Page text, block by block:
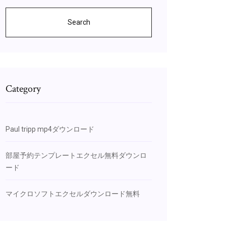
Search
Category
Paul tripp mp4ダウンロード
部屋予約テンプレートエクセル無料ダウンロ
ード
マイクロソフトエクセルダウンロード無料